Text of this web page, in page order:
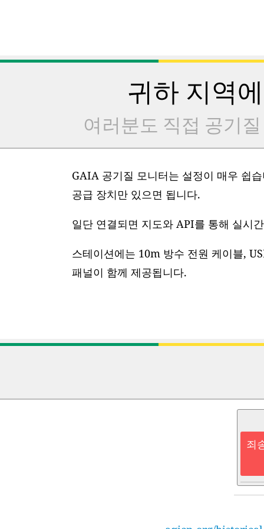
귀하 지역
여러분도 직접 공기
GAIA 공기질 모니터는 설정이 매우 쉽
공급 장치만 있으면 됩니다.
일단 연결되면 지도와 API를 통해 실시
스테이션에는 10m 방수 전원 케이블,
패널이 함께 제공됩니다.
죄